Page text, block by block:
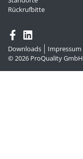
Rückrufbitte
Downloads Impressum
© 2026 ProQuality GmbH